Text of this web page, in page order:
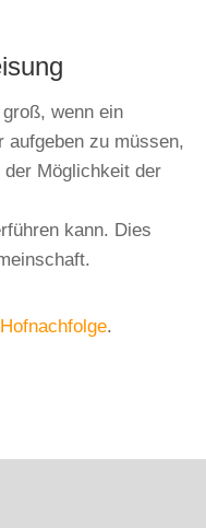
wenn ein
aufgeben zu müssen,
Möglichkeit der
kann. Dies
.